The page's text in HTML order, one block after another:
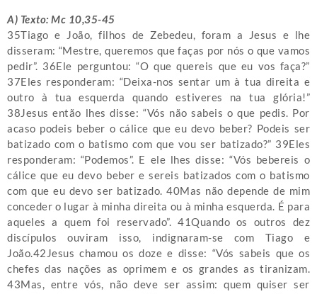
A) Texto: Mc 10,35-45
35Tiago e João, filhos de Zebedeu, foram a Jesus e lhe
disseram: “Mestre, queremos que faças por nós o que vamos
pedir”. 36Ele perguntou: “O que quereis que eu vos faça?”
37Eles responderam: “Deixa-nos sentar um à tua direita e
outro à tua esquerda quando estiveres na tua glória!”
38Jesus então lhes disse: “Vós não sabeis o que pedis. Por
acaso podeis beber o cálice que eu devo beber? Podeis ser
batizado com o batismo com que vou ser batizado?” 39Eles
responderam: “Podemos”. E ele lhes disse: “Vós bebereis o
cálice que eu devo beber e sereis batizados com o batismo
com que eu devo ser batizado. 40Mas não depende de mim
conceder o lugar à minha direita ou à minha esquerda. É para
aqueles a quem foi reservado”. 41Quando os outros dez
discípulos ouviram isso, indignaram-se com Tiago e
João.42Jesus chamou os doze e disse: “Vós sabeis que os
chefes das nações as oprimem e os grandes as tiranizam.
43Mas, entre vós, não deve ser assim: quem quiser ser